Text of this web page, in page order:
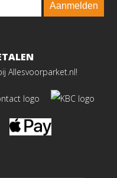
Aanmelden
Allesvoorparket.nl!